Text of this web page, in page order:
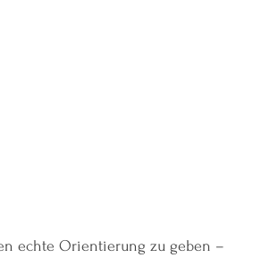
echte Orientierung zu geben –